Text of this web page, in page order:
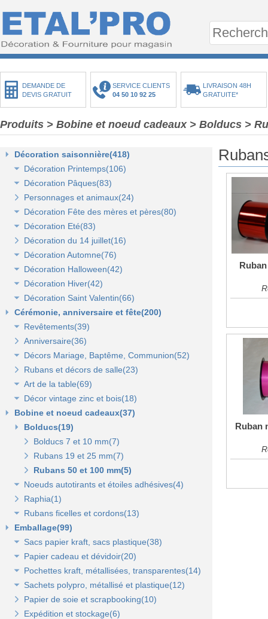
DEMANDE DE
DEVIS GRATUIT
SERVICE CLIENTS
04 50 10 92 25
LIVRAISON 48H
GRATUITE*
Produits > Bobine et noeud cadeaux > Bolducs >
Décoration saisonnière(418)
Décoration Printemps(106)
Décoration vitrine de printemps(18)
Arbres et plantes printemps-été(20)
Bouquets fleurs et fruits(43)
Mini-maisons et jardins(19)
Pelouses mousses et végétaux(18)
Décoration Pâques(83)
Décoration vitrine de Pâques(14)
Décors de Pâques : les animaux(13)
Décors Pâques : Les Oeufs de Pâques(12)
Décor naturel et floral de Pâques(41)
Décoration de table de Pâques(15)
Personnages et animaux(24)
Décoration Fête des mères et pères(80)
Décor vitrine de fête des mères et pères(21)
Décors Fête des mères et pères(63)
Décoration Eté(83)
Décoration vitrine d'été(23)
Décors mer et plage(26)
Lanterne, lampion, déco de table et terrasse(37)
Eclairage électrique d'été(9)
Décoration du 14 juillet(16)
Décoration Automne(76)
Décoration vitrine d'automne(17)
Décors automne(62)
Décoration Halloween(42)
Décor vitrine d'halloween(8)
Décor halloween(36)
Décoration Hiver(42)
Décoration vitrine d'hiver(7)
Décors d'hiver(35)
Décoration Saint Valentin(66)
Décoration vitrine de Saint Valentin(15)
Décors Saint Valentin(56)
Cérémonie, anniversaire et fête(200)
Revêtements(39)
Non tissé(19)
Pelouses et revêtements nature(6)
Tissus(13)
Anniversaire(36)
Décors Mariage, Baptême, Communion(52)
Accessoires de cérémonie(14)
Sacs dragées, photophores et chandeliers(10)
Tulles et noeuds de mariage(16)
Rubans et décors de salle(23)
Art de la table(69)
Fleurs et déco de table(37)
Nappes et chemins de table(15)
Serviettes et vaisselle jetables(17)
Décor vintage zinc et bois(18)
Accessoires zinc, bois et métal(16)
Mobilier déco(4)
Bobine et noeud cadeaux(37)
Bolducs(19)
Bolducs 7 et 10 mm(7)
Rubans 19 et 25 mm(7)
Rubans 50 et 100 mm(5)
Noeuds autotirants et étoiles adhésives(4)
Noeuds autocollants et étoiles adhésives(3)
Raphia(1)
Rubans ficelles et cordons(13)
Ficelles et cordons(4)
Rubans tissu, jute et sisal(6)
Rubans tulle(3)
Emballage(99)
Sacs papier kraft, sacs plastique(38)
Sacs kraft poignées plates(7)
Sacs kraft poignées torsadées(5)
Sacs fêtes et fantaisie(5)
Sacs pour bouteille(10)
Sacs pelliculés(6)
Papier cadeau et dévidoir(20)
Papier cadeaux fantaisie(3)
Papier cadeaux kraft(2)
Papiers fleuriste en polypropylène(3)
Papier cadeaux Noël - Papier métallisé(11)
Pochettes kraft, métallisées, transparentes(14)
Pochettes kraft brun et couleurs(8)
Pochettes cadeaux métallisées(3)
Pochettes transparentes rabat adhésif(3)
Sachets polypro, métallisé et plastique(12)
Sachets confiserie polypro et métal(7)
Sachets plastique minigrip(5)
Papier de soie et scrapbooking(10)
Expédition et stockage(6)
Ruban